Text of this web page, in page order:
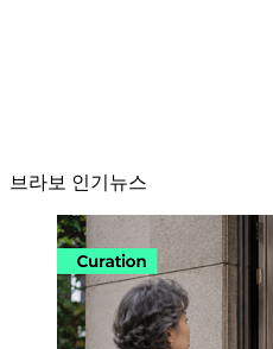
브라보 인기뉴스